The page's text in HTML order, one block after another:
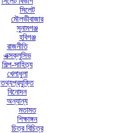
সিলেট
মৌলভীবাজার
সুনামগঞ্জ
হবিগঞ্জ
রাজনীতি
এক্সক্লুসিভ
শিল্প-সাহিত্য
খেলাধুলা
তথ্যপ্রযুক্তি
বিনোদন
অন্যান্য
মতামত
শিক্ষাঙ্গন
চিত্র বিচিত্র